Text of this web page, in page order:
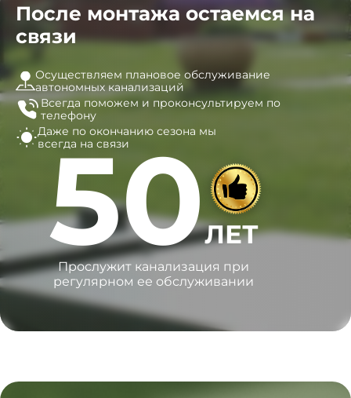
После монтажа остаемся на
связи
Осуществляем плановое обслуживание
автономных канализаций
Всегда поможем и проконсультируем по
телефону
Даже по окончанию сезона мы
всегда на связи
50ЛЕТ
Прослужит канализация при
регулярном ее обслуживании